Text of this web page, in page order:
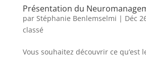
Présentation du
par Stéphanie Benlemselmi | Déc
classé
Vous souhaitez découvrir ce qu’est